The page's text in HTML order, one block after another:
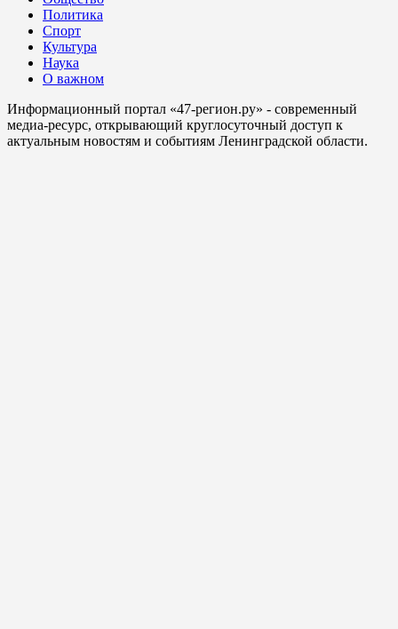
Политика
Спорт
Культура
Наука
О важном
Информационный портал «47-регион.ру» - современный
медиа-ресурс, открывающий круглосуточный доступ к
актуальным новостям и событиям Ленинградской области.